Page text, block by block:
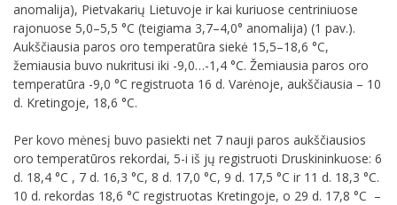
anomalija), Pietvakarių Lietuvoje ir kai kuriuose centriniuose
rajonuose 5,0–5,5 °C (teigiama 3,7–4,0° anomalija) (1 pav.).
Aukščiausia paros oro temperatūra siekė 15,5–18,6 °C,
žemiausia buvo nukritusi iki -9,0…-1,4 °C. Žemiausia paros oro
temperatūra -9,0 °C registruota 16 d. Varėnoje, aukščiausia – 10
d. Kretingoje, 18,6 °C.
Per kovo mėnesį buvo pasiekti net 7 nauji paros aukščiausios
oro temperatūros rekordai, 5-i iš jų registruoti Druskininkuose: 6
d. 18,4 °C , 7 d. 16,3 °C, 8 d. 17,0 °C, 9 d. 17,5 °C ir 11 d. 18,3 °C.
10 d. rekordas 18,6 °C registruotas Kretingoje, o 29 d. 17,8 °C –